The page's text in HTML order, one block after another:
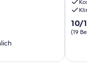
services
mer
10.0
von
10/
(19